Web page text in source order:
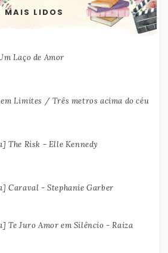
MAIS LIDOS
Laço de Amor
Limites / Três metros acima do céu
The Risk - Elle Kennedy
Caraval - Stephanie Garber
Te Juro Amor em Silêncio - Raiza